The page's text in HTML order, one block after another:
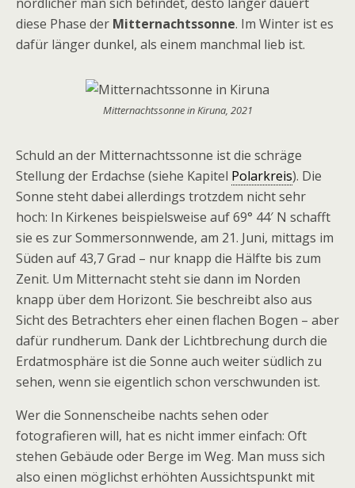
diese Phase der Mitternachtssonne. Im Winter ist es
dafür länger dunkel, als einem manchmal lieb ist.
Mitternachtssonne in Kiruna, 2021
Schuld an der Mitternachtssonne ist die schräge
Stellung der Erdachse (siehe Kapitel Polarkreis). Die
Sonne steht dabei allerdings trotzdem nicht sehr
hoch: In Kirkenes beispielsweise auf69° 44′ N schafft
sie es zur Sommersonnwende, am 21. Juni, mittags im
Süden auf 43,7 Grad – nur knapp die Hälfte bis zum
Zenit. Um Mitternacht steht sie dann im Norden
knapp über dem Horizont. Sie beschreibt also aus
Sicht des Betrachters eher einen flachen Bogen – aber
dafür rundherum. Dank der Lichtbrechung durch die
Erdatmosphäre ist die Sonne auch weiter südlich zu
sehen, wenn sie eigentlich schon verschwunden ist.
Wer die Sonnenscheibe nachts sehen oder
fotografieren will, hat es nicht immer einfach: Oft
stehen Gebäude oder Berge im Weg. Man muss sich
also einen möglichst erhöhten Aussichtspunkt mit